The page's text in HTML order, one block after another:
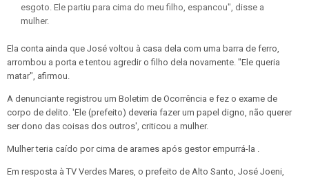
esgoto. Ele partiu para cima do meu filho, espancou", disse a
mulher.
Ela conta ainda que José voltou à casa dela com uma barra de ferro,
arrombou a porta e tentou agredir o filho dela novamente. "Ele queria
matar", afirmou.
A denunciante registrou um Boletim de Ocorrência e fez o exame de
corpo de delito. 'Ele (prefeito) deveria fazer um papel digno, não querer
ser dono das coisas dos outros', criticou a mulher.
Mulher teria caído por cima de arames após gestor empurrá-la .
Em resposta à TV Verdes Mares, o prefeito de Alto Santo, José Joeni,